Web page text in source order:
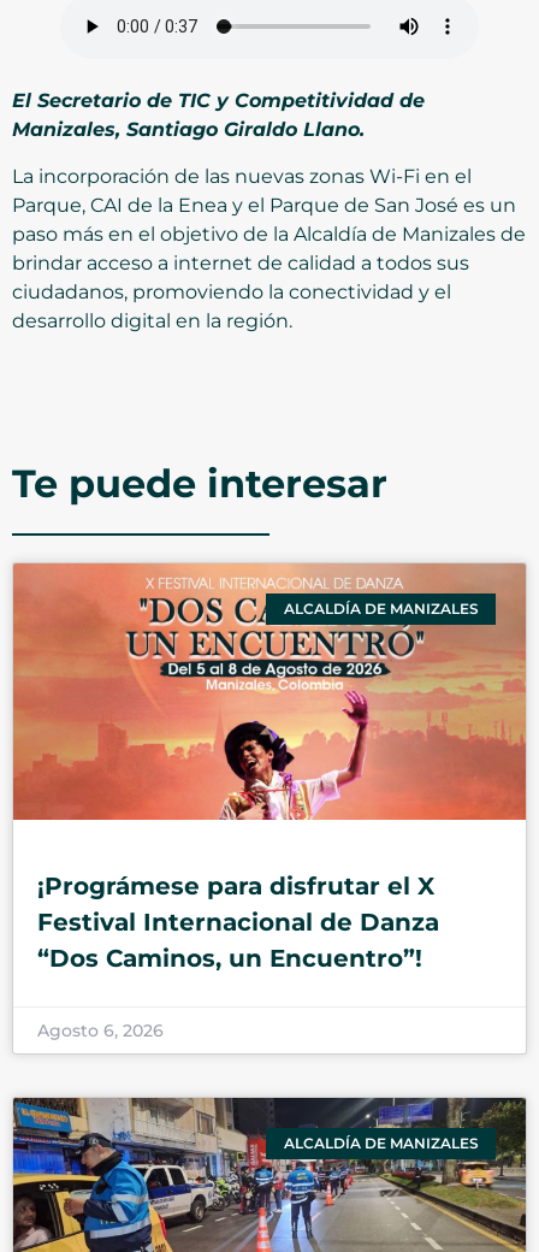
El Secretario de TIC y Competitividad de
Manizales, Santiago Giraldo Llano.
La incorporación de las nuevas zonas Wi-Fi en el
Parque, CAI de la Enea y el Parque de San José es un
paso más en el objetivo de la Alcaldía de Manizales de
brindar acceso a internet de calidad a todos sus
ciudadanos, promoviendo la conectividad y el
desarrollo digital en la región.
Te puede interesar
ALCALDÍA DE MANIZALES
¡Prográmese para disfrutar el X
Festival Internacional de Danza
“Dos Caminos, un Encuentro”!
Agosto 6, 2026
ALCALDÍA DE MANIZALES